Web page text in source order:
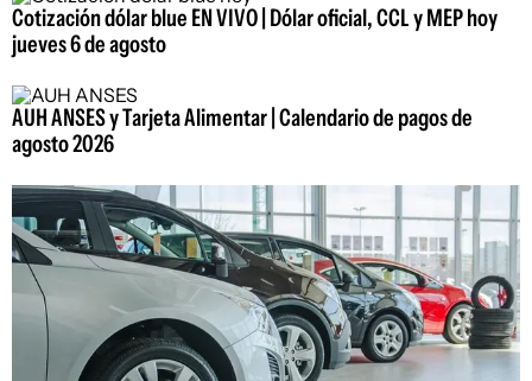
Cotización dólar blue EN VIVO | Dólar oficial, CCL y MEP hoy
jueves 6 de agosto
AUH ANSES y Tarjeta Alimentar | Calendario de pagos de
agosto 2026